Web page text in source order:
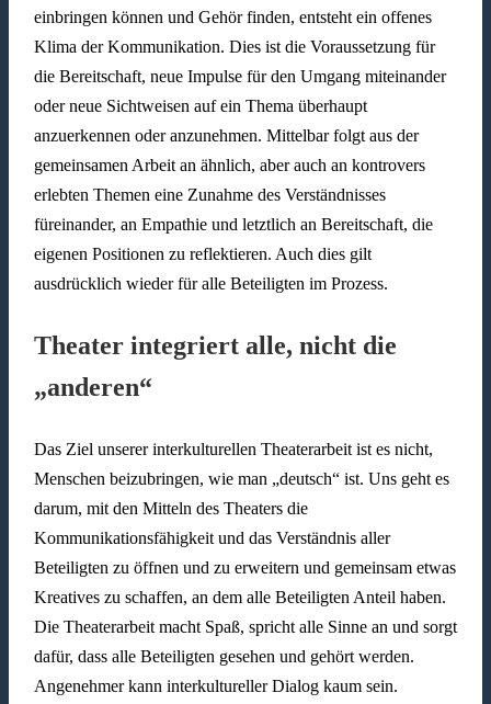
einbringen können und Gehör finden, entsteht ein offenes
Klima der Kommunikation. Dies ist die Voraussetzung für
die Bereitschaft, neue Impulse für den Umgang miteinander
oder neue Sichtweisen auf ein Thema überhaupt
anzuerkennen oder anzunehmen. Mittelbar folgt aus der
gemeinsamen Arbeit an ähnlich, aber auch an kontrovers
erlebten Themen eine Zunahme des Verständnisses
füreinander, an Empathie und letztlich an Bereitschaft, die
eigenen Positionen zu reflektieren. Auch dies gilt
ausdrücklich wieder für alle Beteiligten im Prozess.
Theater integriert alle, nicht die
„anderen“
Das Ziel unserer interkulturellen Theaterarbeit ist es nicht,
Menschen beizubringen, wie man „deutsch“ ist. Uns geht es
darum, mit den Mitteln des Theaters die
Kommunikationsfähigkeit und das Verständnis aller
Beteiligten zu öffnen und zu erweitern und gemeinsam etwas
Kreatives zu schaffen, an dem alle Beteiligten Anteil haben.
Die Theaterarbeit macht Spaß, spricht alle Sinne an und sorgt
dafür, dass alle Beteiligten gesehen und gehört werden.
Angenehmer kann interkultureller Dialog kaum sein.